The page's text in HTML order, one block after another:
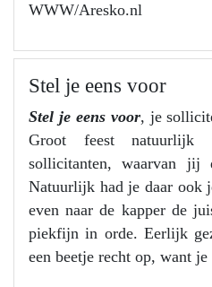
WWW/Aresko.nl
Stel je eens voor
Stel je eens voor, je
Groot feest
sollicitanten, waarvan jij
Natuurlijk had je daar ook
even naar de kapper de
piekfijn in orde. Eerlijk
een beetje recht op, want